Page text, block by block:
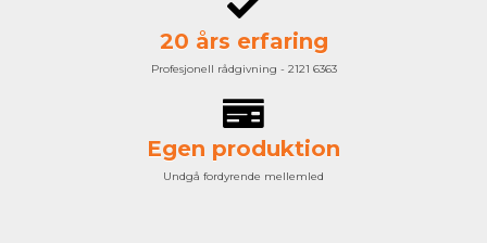
20 års erfaring
Profesjonell rådgivning - 2121 6363
Egen produktion
Undgå fordyrende mellemled